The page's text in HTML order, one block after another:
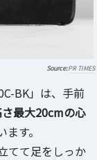
PR TIMES
BK」は、手前
最大20cmの心
す。
てて足をしっか